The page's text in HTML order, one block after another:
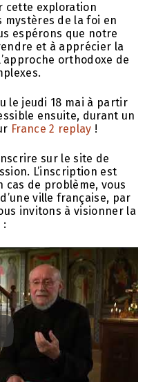
cette exploration
de la foi en
espérons que notre
et à apprécier la
orthodoxe de
le jeudi 18 mai à partir
ensuite, durant un
France 2 replay !
sur le site de
L’inscription est
cas de problème, vous
ville française, par
invitons à visionner la
: